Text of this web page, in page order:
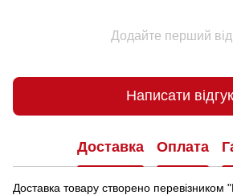
Додайте перший
Написати відгук
Доставка Оплата
Доставка товару створено